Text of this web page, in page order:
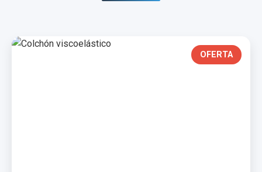
OFERTA